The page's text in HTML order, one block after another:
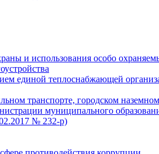
и использования особо
единой теплоснабжающей
транспорте, городском
муниципального
№ 232-р)